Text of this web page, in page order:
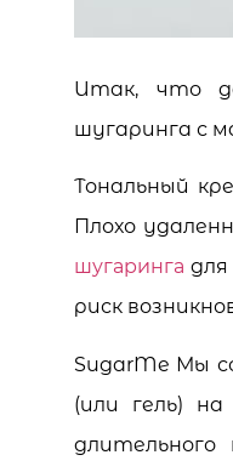
Итак, что
шугаринга с
Тональный
Плохо
шугаринга
риск
SugarMe Мы
(или гель)